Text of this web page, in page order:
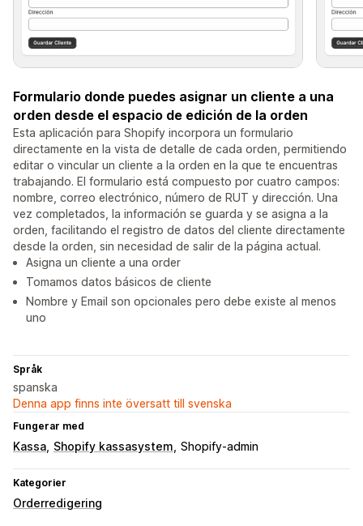
Formulario donde puedes asignar un cliente a una
orden desde el espacio de edición de la orden
Esta aplicación para Shopify incorpora un formulario
directamente en la vista de detalle de cada orden, permitiendo
editar o vincular un cliente a la orden en la que te encuentras
trabajando. El formulario está compuesto por cuatro campos:
nombre, correo electrónico, número de RUT y dirección. Una
vez completados, la información se guarda y se asigna a la
orden, facilitando el registro de datos del cliente directamente
desde la orden, sin necesidad de salir de la página actual.
Asigna un cliente a una order
Tomamos datos básicos de cliente
Nombre y Email son opcionales pero debe existe al menos
uno
Språk
spanska
Denna app finns inte översatt till svenska
Fungerar med
Kassa Shopify kassasystem Shopify-admin
Kategorier
Orderredigering